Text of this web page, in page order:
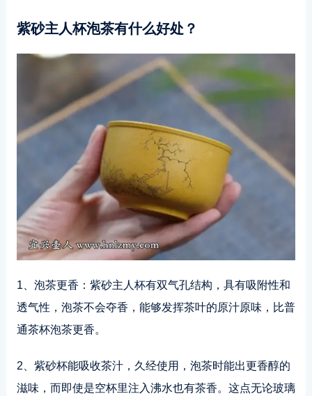
紫砂主人杯泡茶有什么好处？
1、泡茶更香：紫砂主人杯有双气孔结构，具有吸附性和
透气性，泡茶不会夺香，能够发挥茶叶的原汁原味，比普
通茶杯泡茶更香。
2、紫砂杯能吸收茶汁，久经使用，泡茶时能出更香醇的
滋味，而即使是空杯里注入沸水也有茶香。这点无论玻璃